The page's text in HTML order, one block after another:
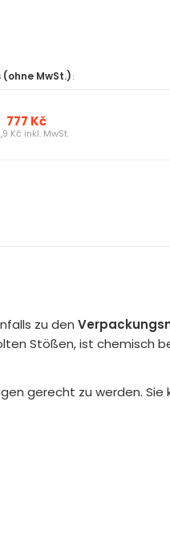
(ohne MwSt.)
777 Kč
Kč inkl. MwSt.
zu den
Stößen, ist chemisch
gerecht zu werden. Sie